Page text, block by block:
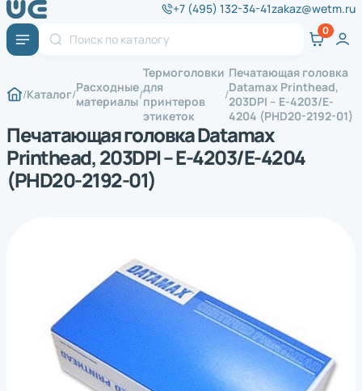
+7 (495) 132-34-41zakaz@wetm.ru
Каталог Расходные
материалы
Термоголовки
для
принтеров
этикеток
Печатающая головка
Datamax Printhead,
203DPI – E-4203/E-
4204 (PHD20-2192-01)
Печатающая головка Datamax
Printhead, 203DPI – E-4203/E-4204
(PHD20-2192-01)